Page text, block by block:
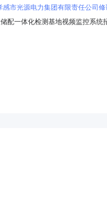
感市光源电力集团有限责任公司
配一体化检测基地视频监控系
、清单描述见协议货物清单明